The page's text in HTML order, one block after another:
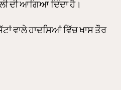
ਦੀ ਆਗਿਆ ਦਿੰਦਾ ਹੈ।
ਵਾਲੇ ਹਾਦਸਿਆਂ ਵਿੱਚ ਖਾਸ ਤੌਰ